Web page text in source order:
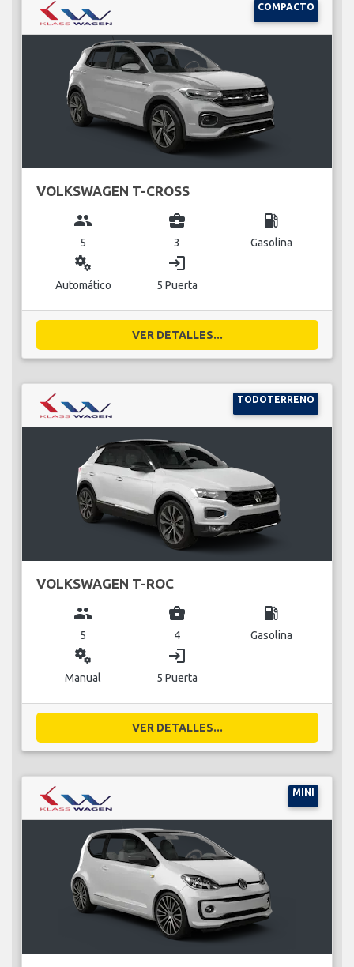
COMPACTO
VOLKSWAGEN T-CROSS
group
5
business_center
3
local_gas_station
Gasolina
miscellaneous_services
Automático
login
5 Puerta
VER DETALLES...
TODOTERRENO
VOLKSWAGEN T-ROC
group
5
business_center
4
local_gas_station
Gasolina
miscellaneous_services
Manual
login
5 Puerta
VER DETALLES...
MINI